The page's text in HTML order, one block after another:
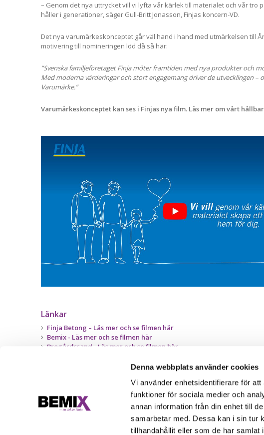
Denna webbplats använder cookies
Vi använder enhetsidentifierare för
funktioner för sociala medier och
annan information från din enhet till
samarbetar med. Dessa kan i sin tur
tillhandahållit eller som de har samlat
– Genom det nya uttrycket vill vi lyfta vår kärlek till materialet och vår tro
håller i generationer, säger Gull-Britt Jonasson, Finjas koncern-VD.
Det nya varumärkeskonceptet går väl hand i hand med utmärkelsen till
motivering till nomineringen löd då så här:
”Svenska familjeföretaget Finja möter framtiden med nya produkter och
Med moderna värderingar och stort engagemang driver de utvecklingen
Varumärke.”
Varumärkeskonceptet kan ses i Finjas nya film. Läs mer om vårt
Länkar
Finja Betong – Läs mer och se filmen här
Bemix - Läs mer och se filmen här
Brogårdssand - Läs mer och se filmen här